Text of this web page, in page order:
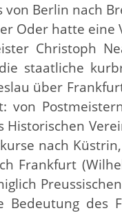
Berlin nach
Oder hatte eine
Christoph
staatliche
über
nach
Frankfurt
des